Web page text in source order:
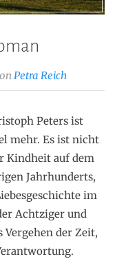
Petra Reich
Peters ist
mehr. Es ist nicht
Kindheit auf dem
Jahrhunderts,
im
Achtziger und
Vergehen der Zeit,